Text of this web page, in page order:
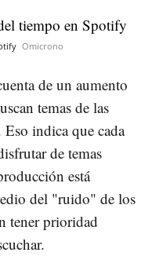
Omicrono
de un aumento
temas de las
Eso indica que cada
de temas
está
del "ruido" de los
tener prioridad